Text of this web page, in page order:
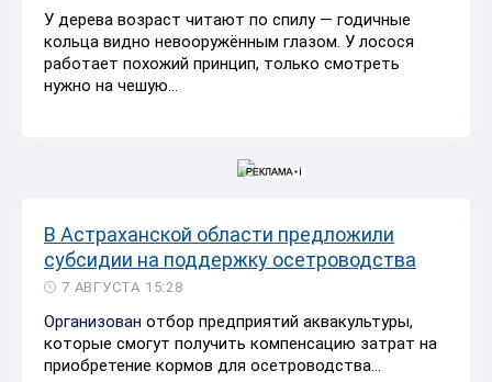
У дерева возраст читают по спилу — годичные
кольца видно невооружённым глазом. У лосося
работает похожий принцип, только смотреть
нужно на чешую...
В Астраханской области предложили
субсидии на поддержку осетроводства
7 АВГУСТА 15:28
Организован отбор предприятий аквакультуры,
которые смогут получить компенсацию затрат на
приобретение кормов для осетроводства...